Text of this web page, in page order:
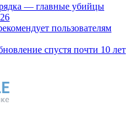
— главные убийцы
пользователям
спустя почти 10 лет